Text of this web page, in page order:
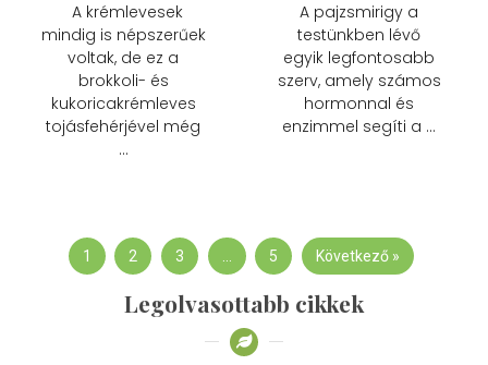
A krémlevesek
mindig is népszerűek
voltak, de ez a
brokkoli- és
kukoricakrémleves
tojásfehérjével még
…
A pajzsmirigy a
testünkben lévő
egyik legfontosabb
szerv, amely számos
hormonnal és
enzimmel segíti a …
1 2 3 … 5 Következő »
Legolvasottabb cikkek